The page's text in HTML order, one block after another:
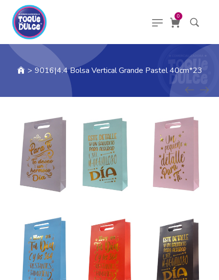
0
> 9016|4.4 Bolsa Vertical Grande Pastel 40cm*23